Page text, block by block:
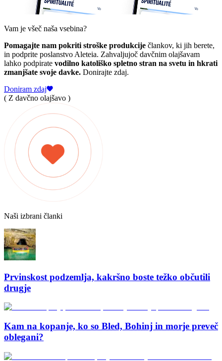
Vam je všeč naša vsebina?
Pomagajte nam pokriti stroške produkcije člankov, ki jih berete,
in podprite poslanstvo Aleteia. Zahvaljujoč davčnim olajšavam
lahko podpirate vodilno katoliško spletno stran na svetu in hkrati
zmanjšate svoje davke. Donirajte zdaj.
Doniram zdaj
( Z davčno olajšavo )
Naši izbrani članki
Prvinskost podzemlja, kakršno boste težko občutili
drugje
Kam na kopanje, ko so Bled, Bohinj in morje preveč
oblegani?